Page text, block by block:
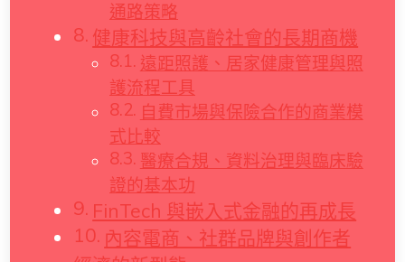
通路策略
健康科技與高齡社會的長期商機
遠距照護、居家健康管理與照
護流程工具
自費市場與保險合作的商業模
式比較
醫療合規、資料治理與臨床驗
證的基本功
FinTech 與嵌入式金融的再成長
內容電商、社群品牌與創作者